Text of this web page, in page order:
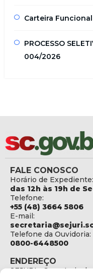
Carteira
PROCESSO
004/2026
FALE CONOSCO
Horário de Expediente:
das 12h às 19h de
Telefone:
+55 (48) 3664 5806
E-mail:
Telefone da Ouvidoria:
0800-6448500
ENDEREÇO
SEJURI - Secretaria